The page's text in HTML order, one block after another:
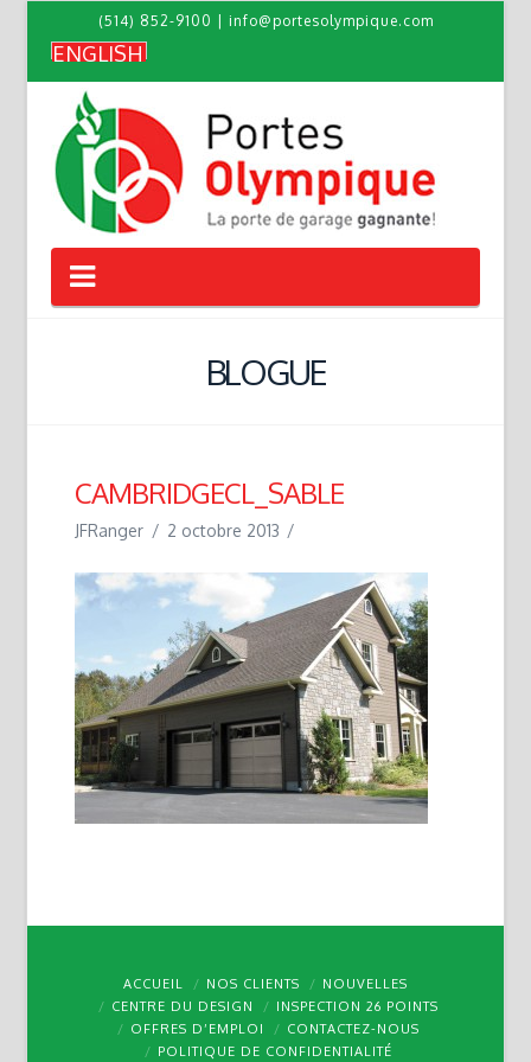
(514) 852-9100 info@portesolympique.com
ENGLISH
Navigation
BLOGUE
CAMBRIDGECL_SABLE
JFRanger 2 octobre 2013
ACCUEIL NOS CLIENTS
NOUVELLES
CENTRE DU DESIGN
INSPECTION 26 POINTS
OFFRES D’EMPLOI
CONTACTEZ-NOUS
POLITIQUE DE CONFIDENTIALITÉ